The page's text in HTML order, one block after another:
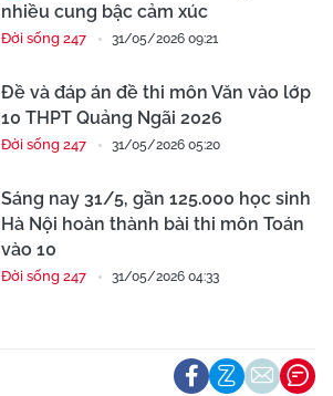
nhiều cung bậc cảm xúc
Đời sống 247 31/05/2026 09:21
Đề và đáp án đề thi môn Văn vào lớp
10 THPT Quảng Ngãi 2026
Đời sống 247 31/05/2026 05:20
Sáng nay 31/5, gần 125.000 học sinh
Hà Nội hoàn thành bài thi môn Toán
vào 10
Đời sống 247 31/05/2026 04:33